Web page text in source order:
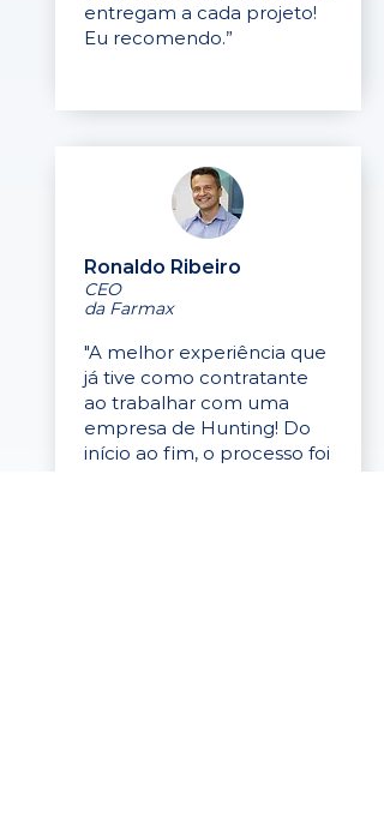
entregam a cada projeto!
Eu recomendo.”
Ronaldo Ribeiro
CEO
da Farmax
"A melhor experiência que
já tive como contratante
ao trabalhar com uma
empresa de Hunting! Do
início ao fim, o processo foi